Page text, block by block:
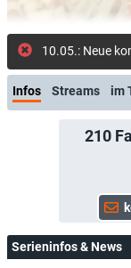
10.05.: Neue
Infos Streams im
210
Serieninfos & News